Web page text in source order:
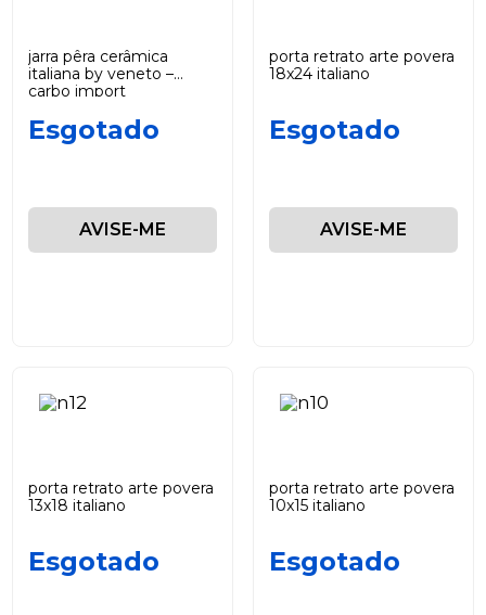
jarra pêra cerâmica
italiana by veneto –
carbo import
Esgotado
AVISE-ME
porta retrato arte povera
18x24 italiano
Esgotado
AVISE-ME
porta retrato arte povera
13x18 italiano
Esgotado
porta retrato arte povera
10x15 italiano
Esgotado